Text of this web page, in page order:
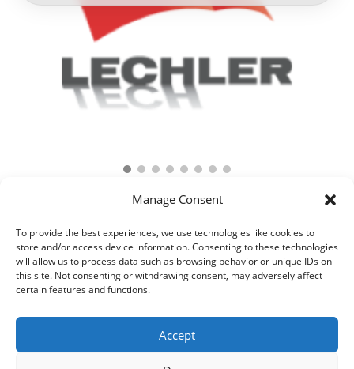
Manage Consent
To provide the best experiences, we use technologies like cookies to
store and/or access device information. Consenting to these technologies
will allow us to process data such as browsing behavior or unique IDs on
this site. Not consenting or withdrawing consent, may adversely affect
certain features and functions.
Accept